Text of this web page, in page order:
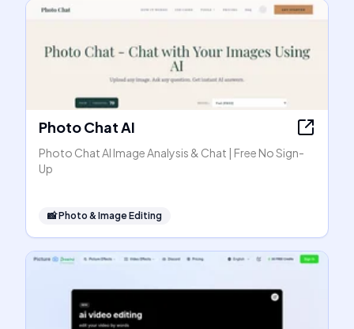
Photo Chat AI
Photo Chat AI Image Analysis & Chat | Free No Sign-
Up
📸Photo & Image Editing